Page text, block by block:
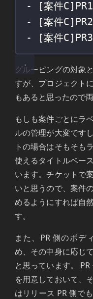
- [案件C]PR1
- [案件C]PR2
- [案件C]PR3
グルーピングの対象
すが、プロジェクト
もあると思ったので
もしも案件ごとにラ
ルの管理が大変です
トの場合はそもそも
使えるタイトルベー
います。チケットで
いと思うので、案件
めるようにすれば自
す。
また、PR 側のボデ
め、その中身に応じ
と思っています。
を用意しておいて、
はリリース PR 側で